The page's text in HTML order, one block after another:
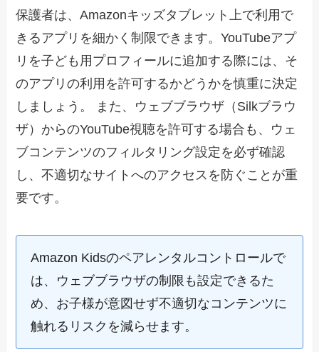
保護者は、Amazonキッズタブレット上で利用で
きるアプリを細かく制限できます。YouTubeアプ
リを子ども用プロフィールに追加する際には、そ
のアプリの利用を許可するかどうかを慎重に決定
しましょう。 また、ウェブブラウザ（Silkブラウ
ザ）からのYouTube視聴を許可する場合も、ウェ
ブコンテンツのフィルタリング設定を必ず確認
し、不適切なサイトへのアクセスを防ぐことが重
要です。
Amazon Kidsのペアレンタルコントロールで
は、ウェブブラウザの制限も設定できるた
め、お子様が意図せず不適切なコンテンツに
触れるリスクを減らせます。